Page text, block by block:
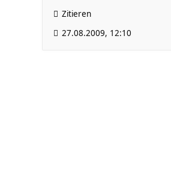
Zitieren
27.08.2009, 12:10